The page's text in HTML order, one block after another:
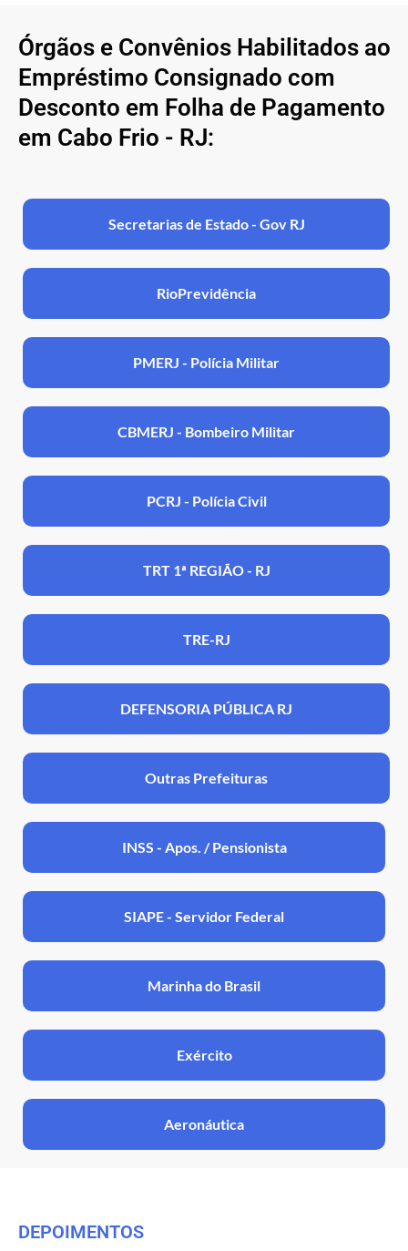
Órgãos e Convênios Habilitados ao
Empréstimo Consignado com
Desconto em Folha de Pagamento
em Cabo Frio - RJ:
Secretarias de Estado - Gov RJ
RioPrevidência
PMERJ - Polícia Militar
CBMERJ - Bombeiro Militar
PCRJ - Polícia Civil
TRT 1ª REGIÃO - RJ
TRE-RJ
DEFENSORIA PÚBLICA RJ
Outras Prefeituras
INSS - Apos. / Pensionista
SIAPE - Servidor Federal
Marinha do Brasil
Exército
Aeronáutica
DEPOIMENTOS